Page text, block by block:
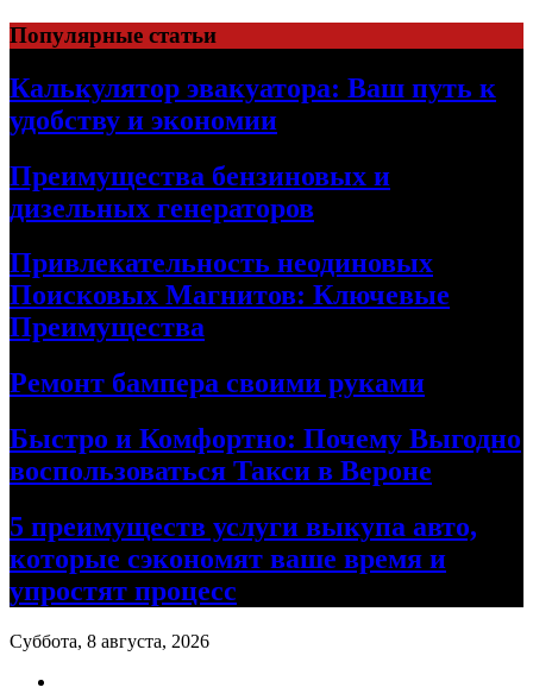
Skip
to
content
Популярные статьи
Калькулятор эвакуатора: Ваш путь к
удобству и экономии
Преимущества бензиновых и
дизельных генераторов
Привлекательность неодиновых
Поисковых Магнитов: Ключевые
Преимущества
Ремонт бампера своими руками
Быстро и Комфортно: Почему Выгодно
воспользоваться Такси в Вероне
5 преимуществ услуги выкупа авто,
которые сэкономят ваше время и
упростят процесс
Суббота, 8 августа, 2026